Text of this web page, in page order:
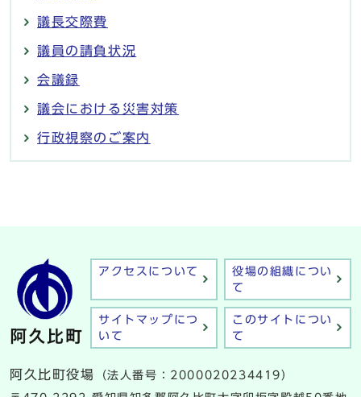
議長交際費
議員の請負状況
会議録
議会における災害対策
行政視察のご案内
アクセスについて
役場の組織につい
て
サイトマップにつ
いて
このサイトについ
て
阿久比町役場
（法人番号：2000020234419）